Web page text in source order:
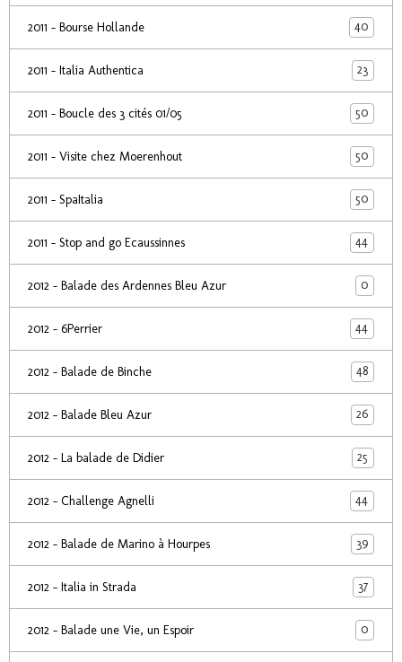
2011 - Bourse Hollande 40
2011 - Italia Authentica 23
2011 - Boucle des 3 cités 01/05 50
2011 - Visite chez Moerenhout 50
2011 - SpaItalia 50
2011 - Stop and go Ecaussinnes 44
2012 - Balade des Ardennes Bleu Azur 0
2012 - 6Perrier 44
2012 - Balade de Binche 48
2012 - Balade Bleu Azur 26
2012 - La balade de Didier 25
2012 - Challenge Agnelli 44
2012 - Balade de Marino à Hourpes 39
2012 - Italia in Strada 37
2012 - Balade une Vie, un Espoir 0